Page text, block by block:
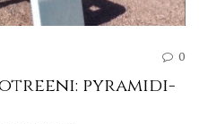
0
pyramidi-